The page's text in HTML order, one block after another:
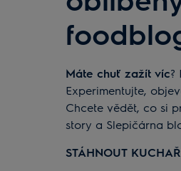
Máte chuť zažít víc?
Experimentujte,
Chcete vědět, co si
story a Slepičárna
STÁHNOUT